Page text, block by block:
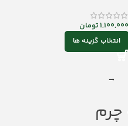
1,100,000تومان
انتخاب گزینه ها
→